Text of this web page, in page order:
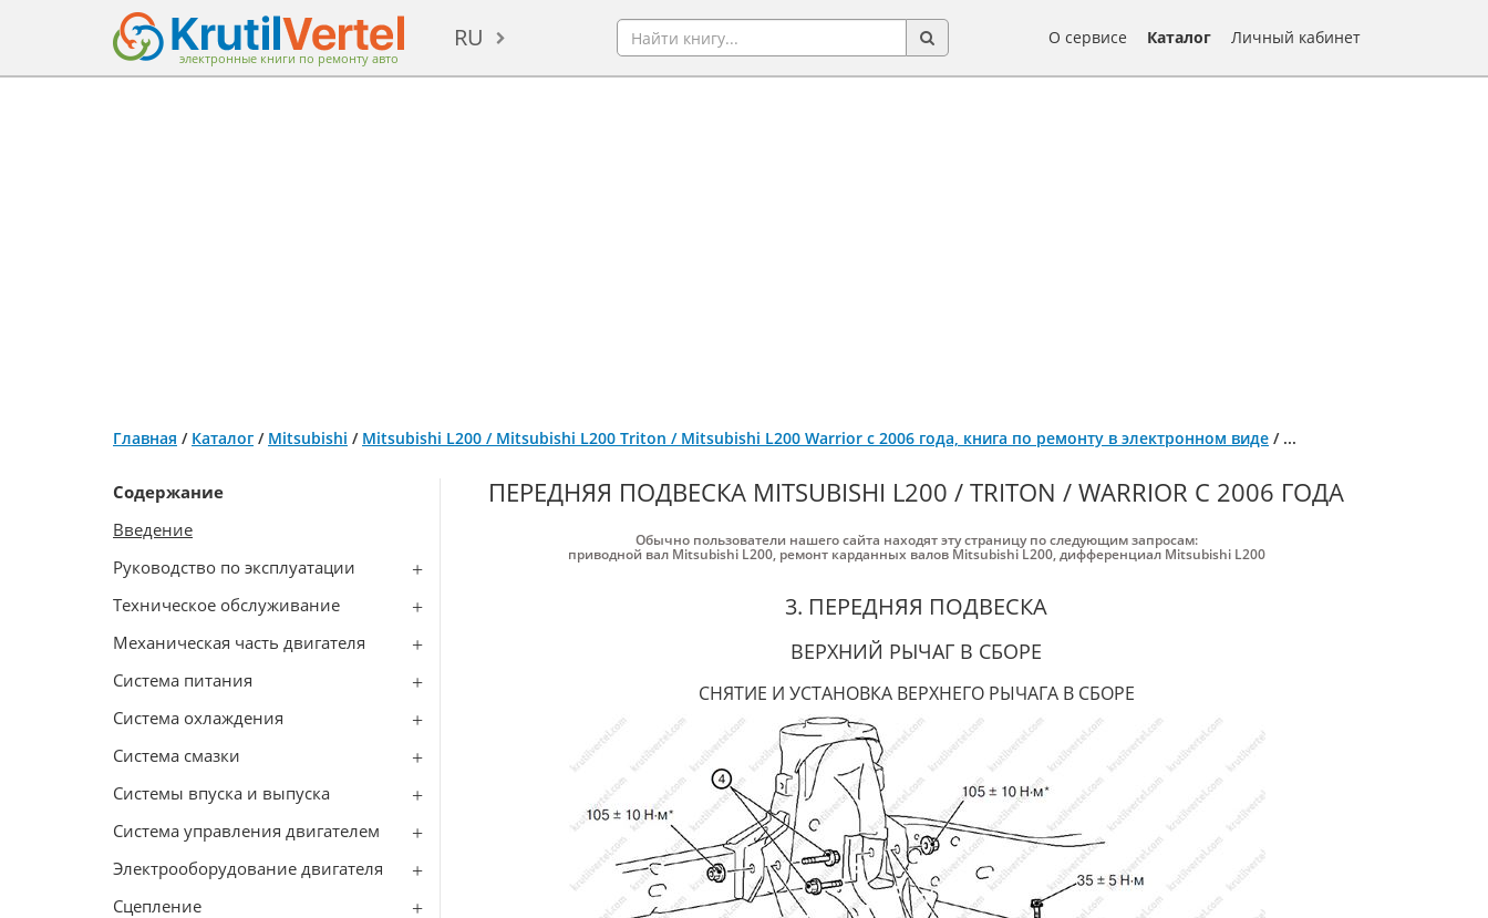
электронные книги по ремонту авто
RU О сервисе Каталог Личный кабинет
Главная / Каталог / Mitsubishi / Mitsubishi L200 / Mitsubishi L200 Triton / Mitsubishi L200 Warrior с 2006 года, книга по ремонту в электронном виде / ...
Содержание
Введение
Руководство по эксплуатации
Техническое обслуживание
Механическая часть двигателя
Система питания
Система охлаждения
Система смазки
Системы впуска и выпуска
Система управления двигателем
Электрооборудование двигателя
Сцепление
ПЕРЕДНЯЯ ПОДВЕСКА MITSUBISHI L200 / TRITON / WARRIOR С 2006 ГОДА
Обычно пользователи нашего сайта находят эту страницу по следующим запросам:
приводной вал Mitsubishi L200, ремонт карданных валов Mitsubishi L200,дифференциал Mitsubishi L200
3. ПЕРЕДНЯЯ ПОДВЕСКА
ВЕРХНИЙ РЫЧАГ В СБОРЕ
СНЯТИЕ И УСТАНОВКА ВЕРХНЕГО РЫЧАГА В СБОРЕ